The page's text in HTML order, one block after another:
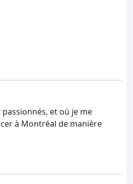
et où je me
à Montréal de manière